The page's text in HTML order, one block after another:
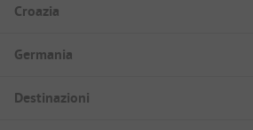
Croazia
Germania
Destinazioni